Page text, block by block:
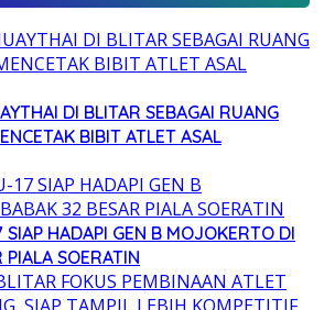
DI BLITAR SEBAGAI RUANG
BIBIT ATLET ASAL
SIAP HADAPI GEN B MOJOKERTO DI
PIALA SOERATIN